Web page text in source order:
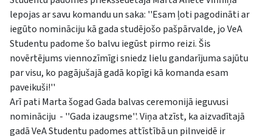
lepojas ar savu komandu un saka: ''Esam ļoti pagodināti ar
iegūto nomināciju kā gada studējošo pašpārvalde, jo VeA
Studentu padome šo balvu iegūst pirmo reizi. Šis
novērtējums viennozīmīgi sniedz lielu gandarījuma sajūtu
par visu, ko pagājušajā gadā kopīgi kā komanda esam
paveikuši!''
Arī pati Marta šogad Gada balvas ceremonijā ieguvusi
nomināciju - ''Gada izaugsme''. Viņa atzīst, ka aizvadītajā
gadā VeA Studentu padomes attīstībā un pilnveidē ir